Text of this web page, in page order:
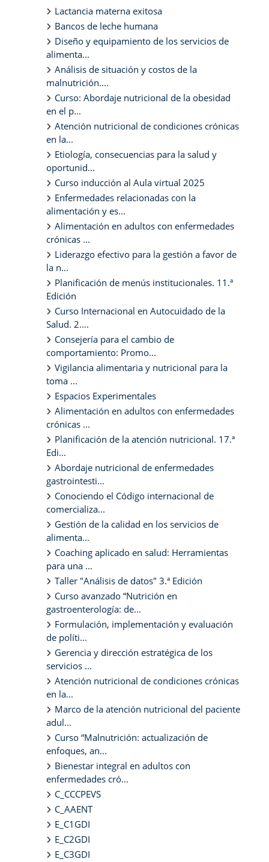
Lactancia materna exitosa
Bancos de leche humana
Diseño y equipamiento de los servicios de
alimenta...
Análisis de situación y costos de la
malnutrición....
Curso: Abordaje nutricional de la obesidad
en el p...
Atención nutricional de condiciones crónicas
en la...
Etiología, consecuencias para la salud y
oportunid...
Curso inducción al Aula virtual 2025
Enfermedades relacionadas con la
alimentación y es...
Alimentación en adultos con enfermedades
crónicas ...
Liderazgo efectivo para la gestión a favor de
la n...
Planificación de menús institucionales. 11.ª
Edición
Curso Internacional en Autocuidado de la
Salud. 2....
Consejería para el cambio de
comportamiento: Promo...
Vigilancia alimentaria y nutricional para la
toma ...
Espacios Experimentales
Alimentación en adultos con enfermedades
crónicas ...
Planificación de la atención nutricional. 17.ª
Edi...
Abordaje nutricional de enfermedades
gastrointesti...
Conociendo el Código internacional de
comercializa...
Gestión de la calidad en los servicios de
alimenta...
Coaching aplicado en salud: Herramientas
para una ...
Taller "Análisis de datos" 3.ª Edición
Curso avanzado “Nutrición en
gastroenterología: de...
Formulación, implementación y evaluación
de políti...
Gerencia y dirección estratégica de los
servicios ...
Atención nutricional de condiciones crónicas
en la...
Marco de la atención nutricional del paciente
adul...
Curso “Malnutrición: actualización de
enfoques, an...
Bienestar integral en adultos con
enfermedades cró...
C_CCCPEVS
C_AAENT
E_C1GDI
E_C2GDI
E_C3GDI